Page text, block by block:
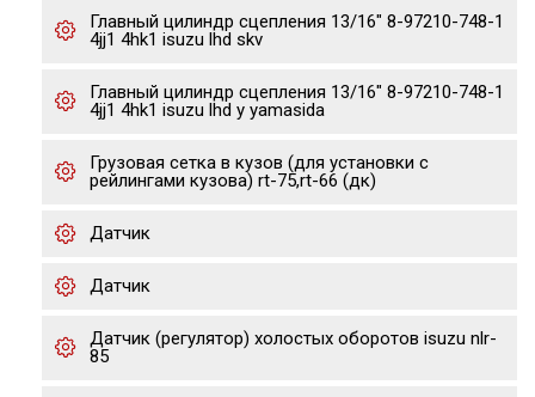
Главный цилиндр сцепления 13/16" 8-97210-748-1
4jj1 4hk1 isuzu lhd skv
Главный цилиндр сцепления 13/16" 8-97210-748-1
4jj1 4hk1 isuzu lhd y yamasida
Грузовая сетка в кузов (для установки с
рейлингами кузова) rt-75,rt-66 (дк)
Датчик
Датчик
Датчик (регулятор) холостых оборотов isuzu nlr-
85